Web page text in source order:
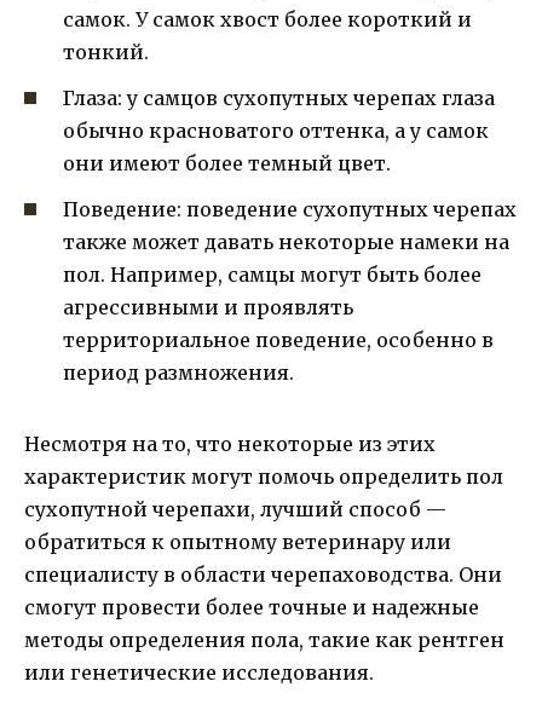
самок. У самок хвост более короткий и
тонкий.
Глаза: у самцов сухопутных черепах глаза
обычно красноватого оттенка, а у самок
они имеют более темный цвет.
Поведение: поведение сухопутных черепах
также может давать некоторые намеки на
пол. Например, самцы могут быть более
агрессивными и проявлять
территориальное поведение, особенно в
период размножения.
Несмотря на то, что некоторые из этих
характеристик могут помочь определить пол
сухопутной черепахи, лучший способ —
обратиться к опытному ветеринару или
специалисту в области черепаховодства. Они
смогут провести более точные и надежные
методы определения пола, такие как рентген
или генетические исследования.